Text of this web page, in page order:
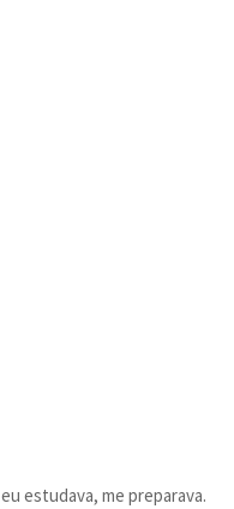
estudava, me preparava.